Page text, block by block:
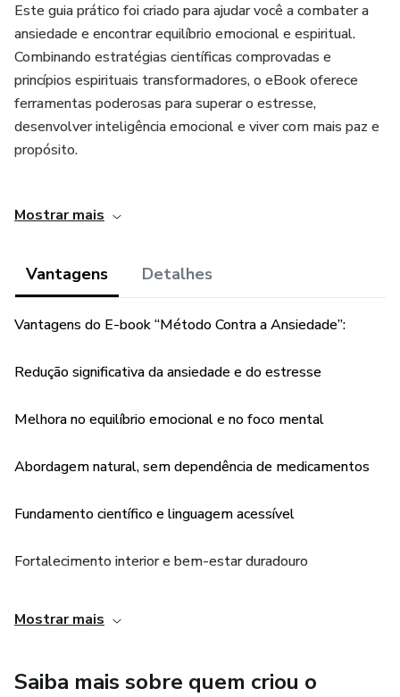
Este guia prático foi criado para ajudar você a combater a
ansiedade e encontrar equilíbrio emocional e espiritual.
Combinando estratégias científicas comprovadas e
princípios espirituais transformadores, o eBook oferece
ferramentas poderosas para superar o estresse,
desenvolver inteligência emocional e viver com mais paz e
propósito.
espiritual! Adquira agora e inicie sua jornada de bem-estar
Mostrar mais
Vantagens Detalhes
Vantagens do E-book “Método Contra a Ansiedade”:
Redução significativa da ansiedade e do estresse
Melhora no equilíbrio emocional e no foco mental
Abordagem natural, sem dependência de medicamentos
Fundamento científico e linguagem acessível
Fortalecimento interior e bem-estar duradouro
Mostrar mais
Saiba mais sobre quem criou o